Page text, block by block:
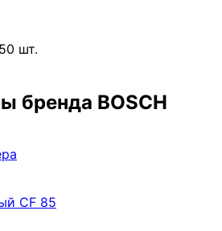
50 шт.
бренда BOSCH
CF 85